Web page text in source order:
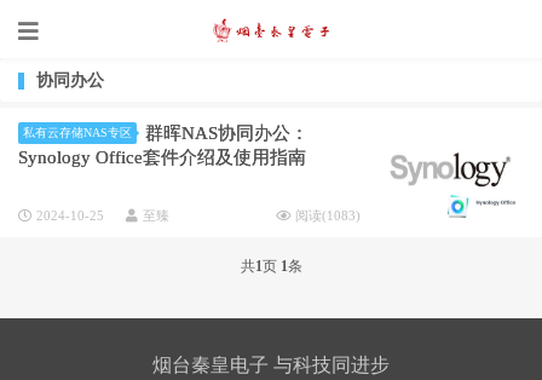
协同办公
私有云存储NAS专区
群晖NAS协同办公：
Synology Office套件介绍及使用指南
2024-10-25 至臻 阅读(1083)
共1页 1条
烟台秦皇电子 与科技同进步